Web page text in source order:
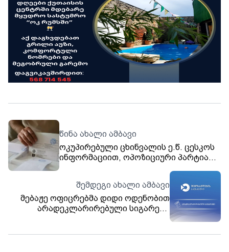
წინა ახალი ამბავი
ოკუპირებული ცხინვალის ე.წ. ცესკოს
ინფორმაციით, ოპოზიციური პარტია
ალან გაგლოევის პარტია „ნიხასს“
შემდეგი ახალი ამბავი
მებაჟე ოფიცრებმა დიდი ოდენობით
არადეკლარირებული სიგარეტი